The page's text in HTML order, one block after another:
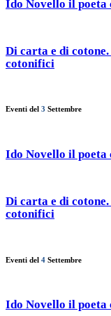
Ido Novello il poeta
Di carta e di
cotonifici
Eventi del 3 Settembre
Ido Novello il poeta
Di carta e di
cotonifici
Eventi del 4 Settembre
Ido Novello il poeta